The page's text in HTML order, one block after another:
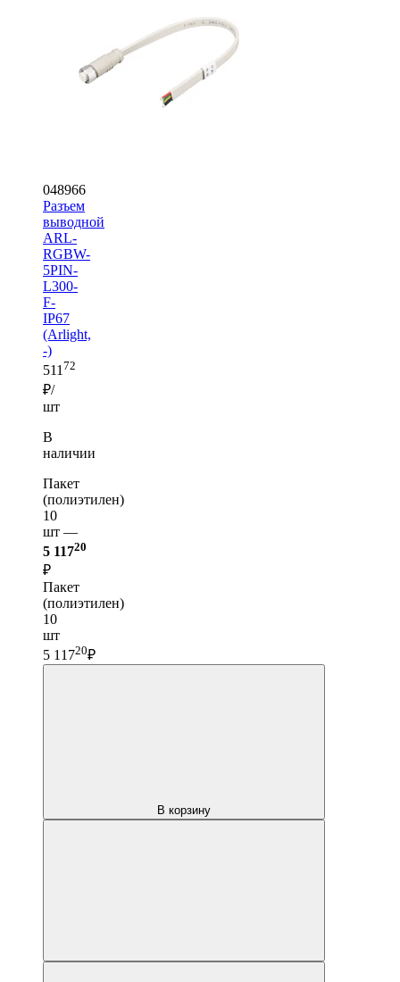
048966
Разъем
выводной
ARL-
RGBW-
5PIN-
L300-
F-
IP67
(Arlight,
-)
51172
₽/
шт
В
наличии
Пакет
(полиэтилен)
10
шт —
5 11720
₽
Пакет
(полиэтилен)
10
шт
5 11720₽
В корзину